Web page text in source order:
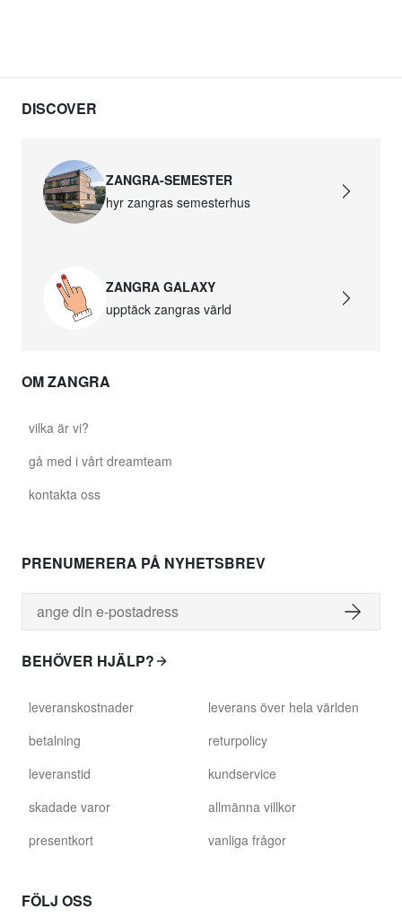
DISCOVER
ZANGRA-SEMESTER
hyr zangras semesterhus
ZANGRA GALAXY
upptäck zangras värld
OM ZANGRA
vilka är vi?
gå med i vårt dreamteam
kontakta oss
PRENUMERERA PÅ NYHETSBREV
BEHÖVER HJÄLP?
leveranskostnader
betalning
leveranstid
skadade varor
presentkort
leverans över hela världen
returpolicy
kundservice
allmänna villkor
vanliga frågor
FÖLJ OSS